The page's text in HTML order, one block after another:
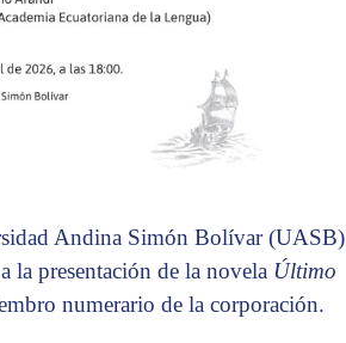
Andina Simón Bolívar (UASB)
la presentación de la novela Último
numerario de la corporación.